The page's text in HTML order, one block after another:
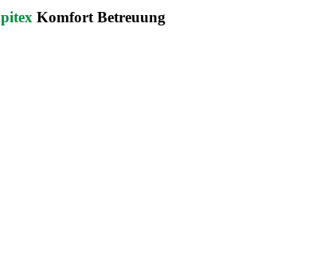
Komfort Betreuung